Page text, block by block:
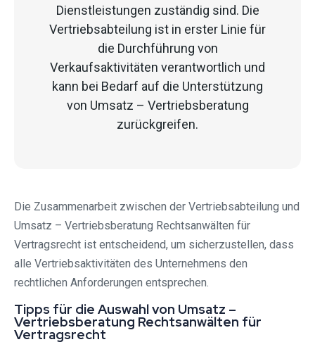
Dienstleistungen zuständig sind. Die
Vertriebsabteilung ist in erster Linie für
die Durchführung von
Verkaufsaktivitäten verantwortlich und
kann bei Bedarf auf die Unterstützung
von Umsatz – Vertriebsberatung
zurückgreifen.
Die Zusammenarbeit zwischen der Vertriebsabteilung und
Umsatz – Vertriebsberatung Rechtsanwälten für
Vertragsrecht ist entscheidend, um sicherzustellen, dass
alle Vertriebsaktivitäten des Unternehmens den
rechtlichen Anforderungen entsprechen.
Tipps für die Auswahl von Umsatz –
Vertriebsberatung Rechtsanwälten für
Vertragsrecht